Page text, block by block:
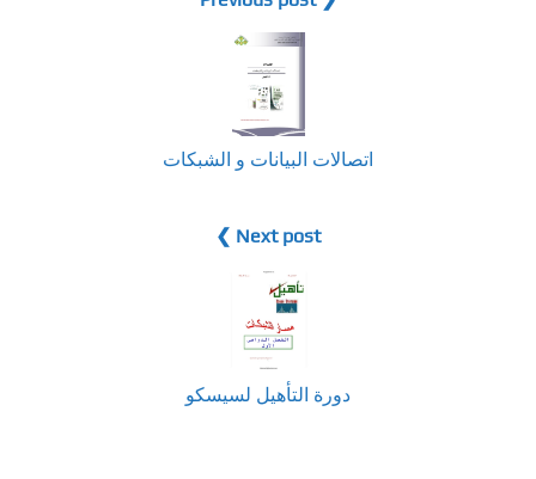
اتصالات البيانات و الشبكات
Next post ❯
دورة التأهيل لسيسكو